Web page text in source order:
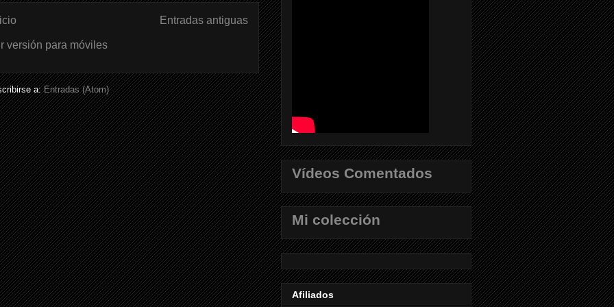
Entradas antiguas
versión para móviles
a:Entradas (Atom)
Vídeos Comentados
Mi colección
Afiliados